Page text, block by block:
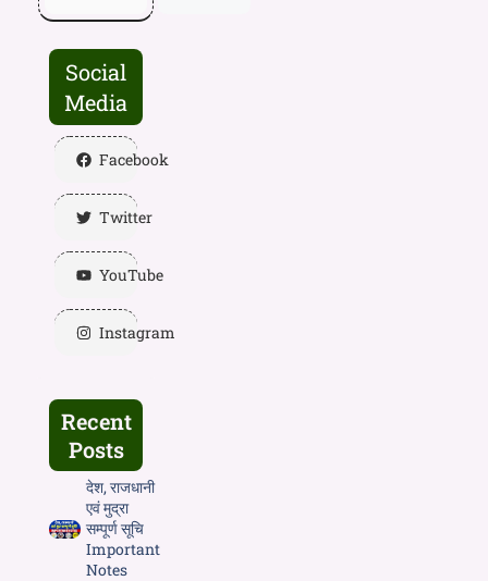
Social
Media
Facebook
Twitter
YouTube
Instagram
Recent
Posts
देश, राजधानी
एवं मुद्रा
सम्पूर्ण सूचि
Important
Notes